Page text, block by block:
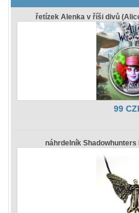
řetízek Alenka v říši divů
99
náhrdelník